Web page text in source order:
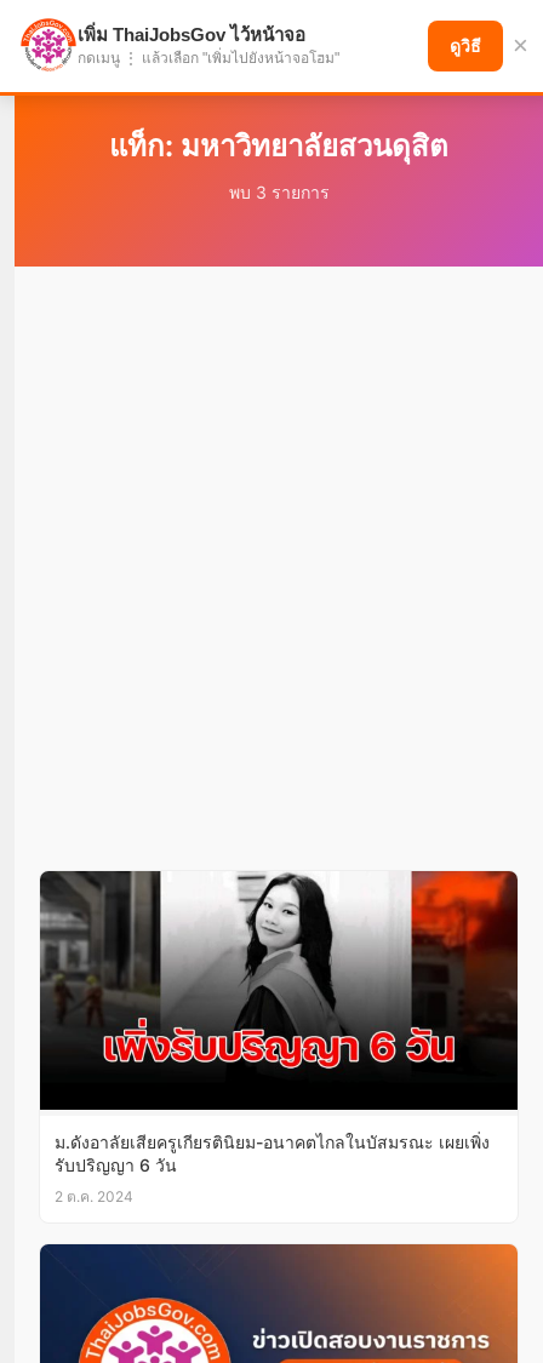
แบ่งปันโอกาส เพื่ออนาคตที่ก้าวหน้า
แท็ก: มหาวิทยาลัยสวนดุสิต
พบ 3 รายการ
ม.ดังอาลัยเสียครูเกียรตินิยม-อนาคตไกลในบัสมรณะ เผยเพิ่ง
รับปริญญา 6 วัน
2 ต.ค. 2024
เพิ่ม ThaiJobsGov ไว้หน้าจอ
กดเมนู ⋮ แล้วเลือก "เพิ่มไปยังหน้าจอโฮม"
ดูวิธี ×